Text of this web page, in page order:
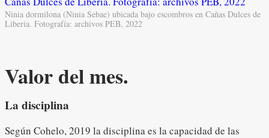
Ninia dormilona (Ninia Sebae) ubicada bajo escombros en Cañas Dulces de
Liberia. Fotografía: archivos PEB, 2022
Valor del mes.
La disciplina
Según Cohelo, 2019 la disciplina es la capacidad de las